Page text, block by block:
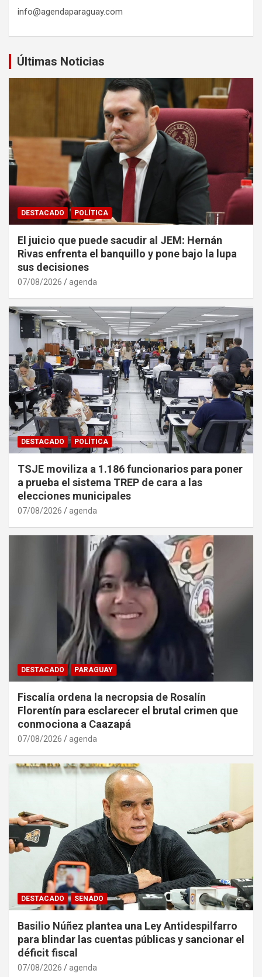
info@agendaparaguay.com
Últimas Noticias
DESTACADO POLÍTICA
El juicio que puede sacudir al JEM: Hernán
Rivas enfrenta el banquillo y pone bajo la lupa
sus decisiones
07/08/2026 agenda
DESTACADO POLÍTICA
TSJE moviliza a 1.186 funcionarios para poner
a prueba el sistema TREP de cara a las
elecciones municipales
07/08/2026 agenda
DESTACADO PARAGUAY
Fiscalía ordena la necropsia de Rosalín
Florentín para esclarecer el brutal crimen que
conmociona a Caazapá
07/08/2026 agenda
DESTACADO SENADO
Basilio Núñez plantea una Ley Antidespilfarro
para blindar las cuentas públicas y sancionar el
déficit fiscal
07/08/2026 agenda